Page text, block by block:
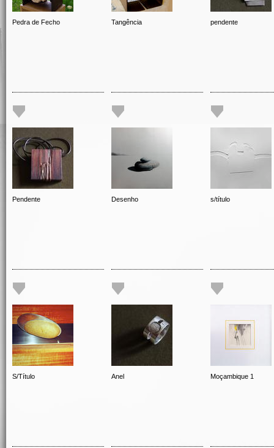
Pedra de Fecho Tangência pendente
Pendente Desenho s/título
S/Título Anel Moçambique 1